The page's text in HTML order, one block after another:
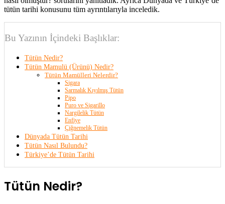
tütün tarihi konusunu tüm ayrıntılarıyla inceledik.
Bu Yazının İçindeki Başlıklar:
Tütün Nedir?
Tütün Mamulü (Ürünü) Nedir?
Tütün Mamülleri Nelerdir?
Sigara
Sarmalık Kıyılmış Tütün
Pipo
Puro ve Sigarillo
Nargilelik Tütün
Enfiye
Çiğnemelik Tütün
Dünyada Tütün Tarihi
Tütün Nasıl Bulundu?
Türkiye’de Tütün Tarihi
Tütün Nedir?